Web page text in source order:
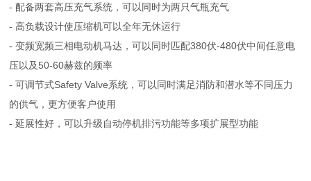
- 配备两套高压充气系统，可以同时为两只气瓶充气
- 高负载设计使压缩机可以全年无休运行
- 变频宽频三相电动机马达，可以同时匹配380伏-480伏中间任意电
压以及50-60赫兹的频率
- 可调节式Safety Valve系统，可以同时满足消防和潜水等不同压力
的供气，更方便客户使用
- 延展性好，可以升级自动停机排污功能等多项扩展型功能